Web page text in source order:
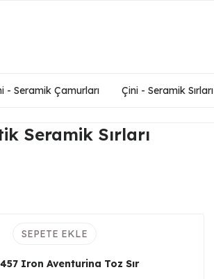
- Seramik Çamurları Çini - Seramik Sırları
Seramik Sırları
SEPETE EKLE
Iron Aventurina Toz Sır